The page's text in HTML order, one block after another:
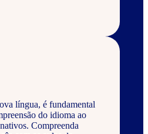
língua, é fundamental
do idioma ao
Compreenda